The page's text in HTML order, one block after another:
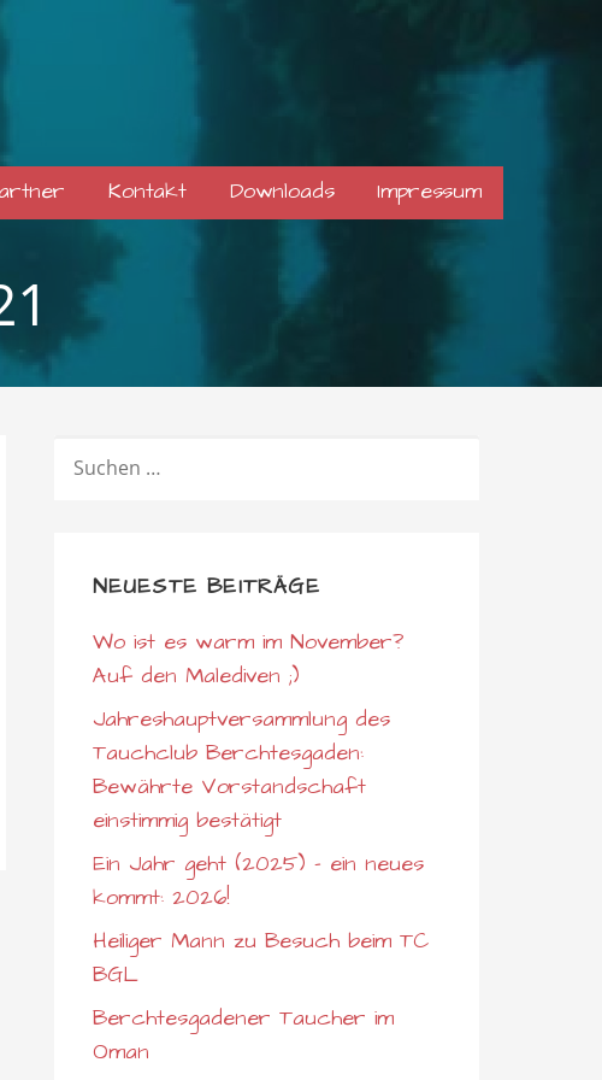
Kontakt Downloads Impressum
NACH:
NEUESTE BEITRÄGE
Wo ist es warm im November?
Auf den Malediven ;)
Jahreshauptversammlung des
Tauchclub Berchtesgaden:
Bewährte Vorstandschaft
einstimmig bestätigt
Ein Jahr geht (2025) – ein neues
kommt: 2026!
Heiliger Mann zu Besuch beim TC
BGL
Berchtesgadener Taucher im
Oman